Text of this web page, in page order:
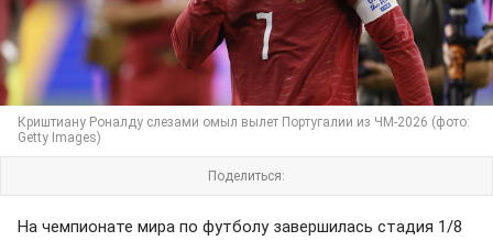
Криштиану Роналду слезами омыл вылет Португалии из ЧМ-2026 (фото:
Getty Images)
Поделиться:
На чемпионате мира по футболу завершилась стадия 1/8